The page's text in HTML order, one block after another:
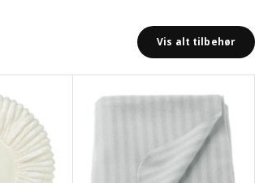
Vis alt tilbehør